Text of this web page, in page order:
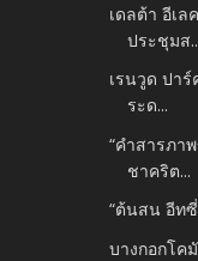
เดลต้า อีเ
ประชุมส
เรนวูด ปาร์
ระด...
“คำสารภา
ชาคริต...
“ต้นสน อีทซี่
บางกอกโค